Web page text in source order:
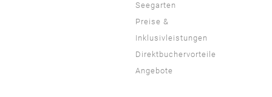
Seegarten
Preise &
Inklusivleistungen
Direktbuchervorteile
Angebote